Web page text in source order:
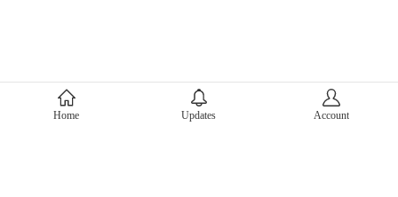
About Mercari
Corporate Site
Home Updates Account